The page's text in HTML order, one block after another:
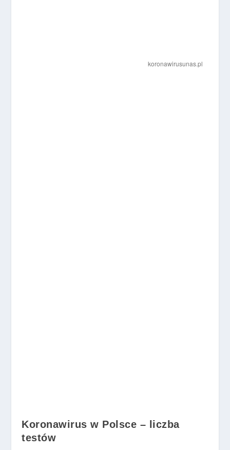
Koronawirus w Polsce – liczba
testów